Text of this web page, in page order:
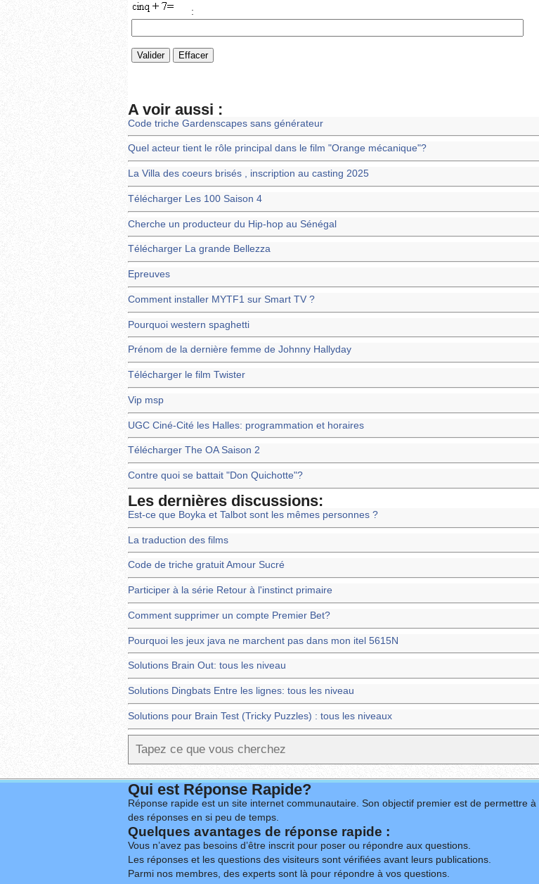
:
A voir aussi :
Code triche Gardenscapes sans générateur
Quel acteur tient le rôle principal dans le film "Orange mécanique"?
La Villa des coeurs brisés , inscription au casting 2025
Télécharger Les 100 Saison 4
Cherche un producteur du Hip-hop au Sénégal
Télécharger La grande Bellezza
Epreuves
Comment installer MYTF1 sur Smart TV ?
Pourquoi western spaghetti
Prénom de la dernière femme de Johnny Hallyday
Télécharger le film Twister
Vip msp
UGC Ciné-Cité les Halles: programmation et horaires
Télécharger The OA Saison 2
Contre quoi se battait "Don Quichotte"?
Les dernières discussions:
Est-ce que Boyka et Talbot sont les mêmes personnes ?
La traduction des films
Code de triche gratuit Amour Sucré
Participer à la série Retour à l'instinct primaire
Comment supprimer un compte Premier Bet?
Pourquoi les jeux java ne marchent pas dans mon itel 5615N
Solutions Brain Out: tous les niveau
Solutions Dingbats Entre les lignes: tous les niveau
Solutions pour Brain Test (Tricky Puzzles) : tous les niveaux
Qui est Réponse Rapide?
Réponse rapide est un site internet communautaire. Son objectif premier est de permettre
des réponses en si peu de temps.
Quelques avantages de réponse rapide :
Vous n’avez pas besoins d’être inscrit pour poser ou répondre aux questions.
Les réponses et les questions des visiteurs sont vérifiées avant leurs publications.
Parmi nos membres, des experts sont là pour répondre à vos questions.